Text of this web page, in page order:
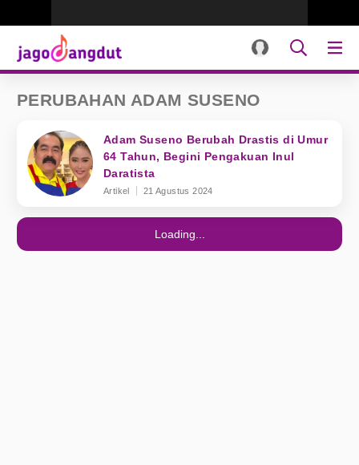
PERUBAHAN ADAM SUSENO
Adam Suseno Berubah Drastis di Umur
64 Tahun, Begini Pengakuan Inul
Daratista
Artikel 21 Agustus 2024
Loading...